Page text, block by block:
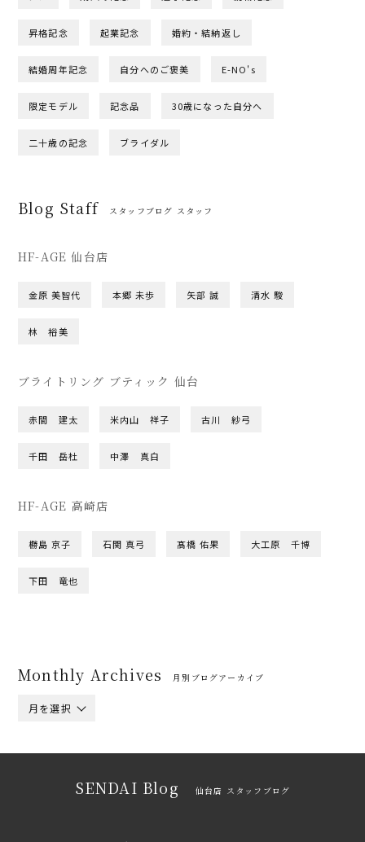
昇格記念 起業記念 婚約・結納返し
結婚周年記念 自分へのご褒美 E-NO's
限定モデル 記念品 30歳になった自分へ
二十歳の記念 ブライダル
Blog Staff スタッフブログ スタッフ
HF-AGE 仙台店
金原 美智代 本郷 未歩 矢部 誠 清水 駿
林 裕美
ブライトリング ブティック 仙台
赤間 建太 米内山 祥子 古川 紗弓
千田 岳杜 中澤 真白
HF-AGE 高崎店
橳島 京子 石関 真弓 髙橋 佑果 大工原 千博
下田 竜也
Monthly Archives 月別ブログアーカイブ
月を選択
SENDAI Blog 仙台店 スタッフブログ